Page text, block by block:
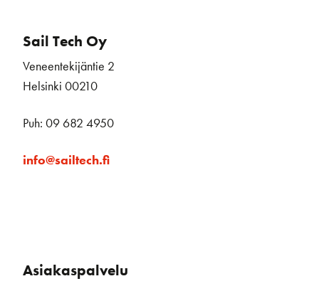
Sail Tech Oy
Veneentekijäntie 2
Helsinki 00210
Puh: 09 682 4950
info@sailtech.fi
Asiakaspalvelu